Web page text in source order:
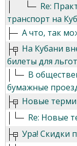
Re:
транспорт на
А что, так
На Кубани
билеты для
В
бумажные
Новые
Re: Новые
Ура! Скидки